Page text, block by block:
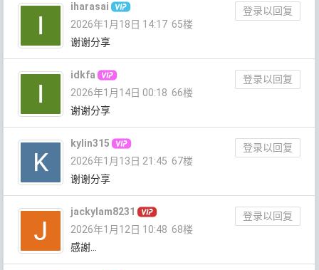
iharasai
登录以回复
2026年1月18日 14:17 65楼
谢谢分享
idkfa
登录以回复
2026年1月14日 00:18 66楼
谢谢分享
kylin315
登录以回复
2026年1月13日 21:45 67楼
谢谢分享
jackylam8231
登录以回复
2026年1月12日 10:48 68楼
感謝…